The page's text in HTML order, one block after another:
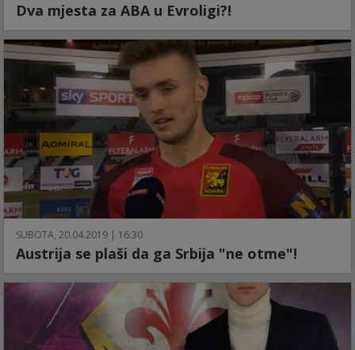
Dva mjesta za ABA u Evroligi?!
SUBOTA, 20.04.2019 | 16:30
Austrija se plaši da ga Srbija "ne otme"!